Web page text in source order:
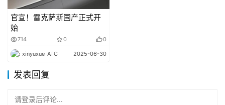
在3月12日开幕的2026中国家电及消费电子博览会
(AWE2026)上，追觅星空计划首次以独立展位及豪华产品
阵容亮相，并正式向全球展示了其首款SUV概念车Nebula
Next 01X (下图1-4) 。
官宣！雷克萨斯国产正式开
始
714 0 0
xinyuxue-ATC 2025-06-30
发表回复
请登录后评论...